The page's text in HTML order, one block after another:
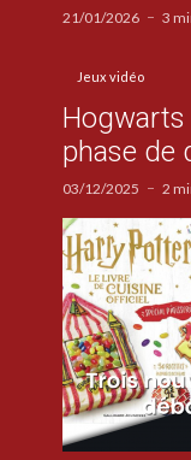
21/01/2026 3
Jeux vidéo
Hogwarts
phase de
03/12/2025 2